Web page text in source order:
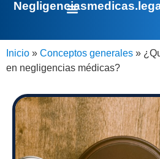
Inicio » Conceptos generales »
en negligencias médicas?